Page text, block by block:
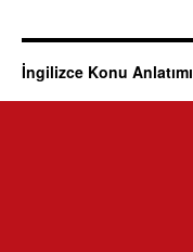
İngilizce Konu Anlatımı